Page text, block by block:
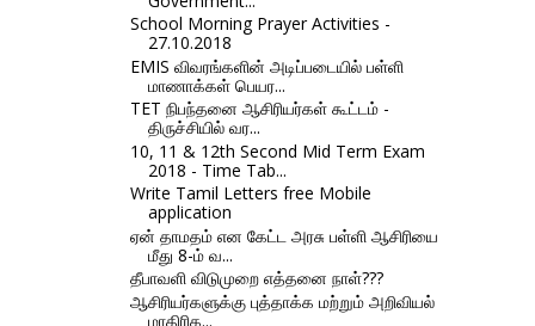
School Morning Prayer Activities -
27.10.2018
EMIS விவரங்களின் அடிப்படையில் பள்ளி
மாணாக்கள் பெயர...
TET நிபந்தனை ஆசிரியர்கள் கூட்டம் -
திருச்சியில் வர...
10, 11 & 12th Second Mid Term Exam
2018 - Time Tab...
Write Tamil Letters free Mobile
application
ஏன் தாமதம் என கேட்ட அரசு பள்ளி ஆசிரியை
மீது 8-ம் வ...
தீபாவளி விடுமுறை எத்தனை நாள்???
ஆசிரியர்களுக்கு புத்தாக்க மற்றும் அறிவியல்
மாதிரிக...